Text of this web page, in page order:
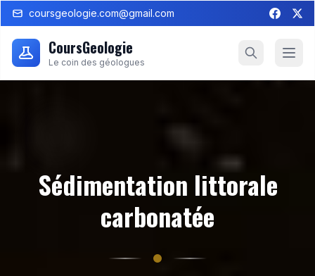
coursgeologie.com@gmail.com
CoursGeologie
Le coin des géologues
Sédimentation littorale
carbonatée